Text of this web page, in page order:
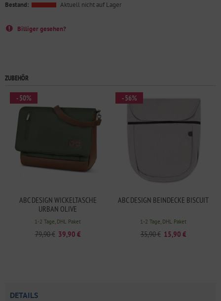
Bestand:
Aktuell nicht auf Lager
Billiger gesehen?
ZUBEHÖR
ABC DESIGN WICKELTASCHE
URBAN OLIVE
1-2 Tage, DHL Paket
79,90 € 39,90 €
- 50%
ABC DESIGN BEINDECKE BISCUIT
1-2 Tage, DHL Paket
35,90 € 15,90 €
- 56%
DETAILS